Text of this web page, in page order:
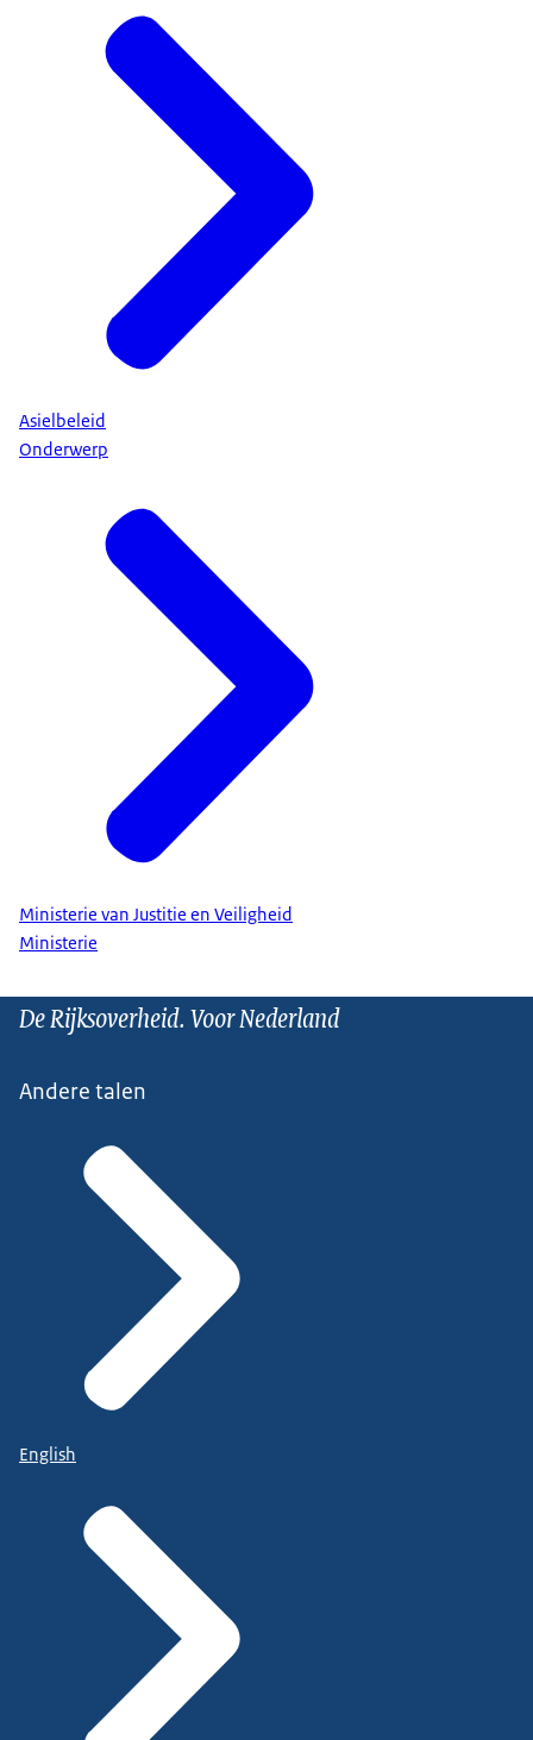
Asielbeleid
Onderwerp
Ministerie van Justitie en Veiligheid
Ministerie
De Rijksoverheid. Voor Nederland
Andere talen
English